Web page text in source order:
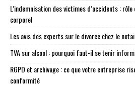
L’indemnisation des victimes d’accidents : rôle
corporel
Les avis des experts sur le divorce chez le
TVA sur alcool : pourquoi faut-il se tenir
RGPD et archivage : ce que votre entreprise
conformité